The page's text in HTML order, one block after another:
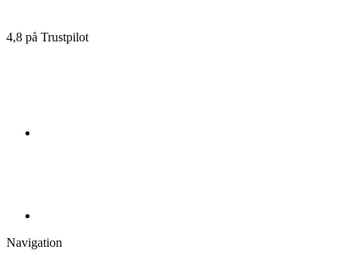
4,8 på Trustpilot
Navigation